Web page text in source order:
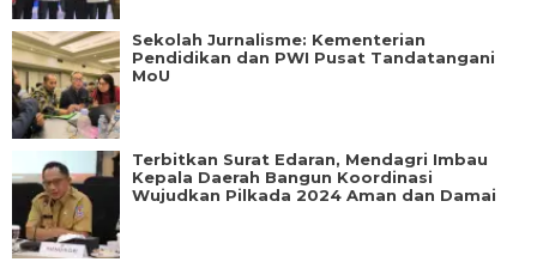
Sekolah Jurnalisme: Kementerian
Pendidikan dan PWI Pusat Tandatangani
MoU
Terbitkan Surat Edaran, Mendagri Imbau
Kepala Daerah Bangun Koordinasi
Wujudkan Pilkada 2024 Aman dan Damai